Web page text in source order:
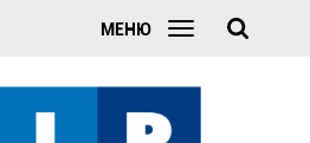
МЕНЮ